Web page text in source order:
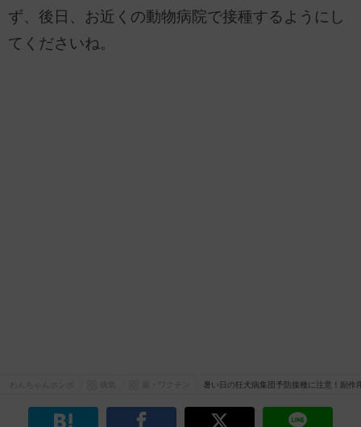
ず、後日、お近くの動物病院で接種するようにし
てくださいね。
病気 暑い日の狂犬病集団予防接種に注意！副作